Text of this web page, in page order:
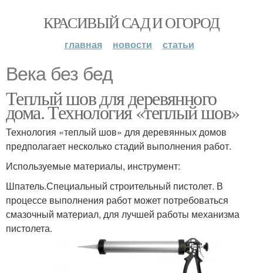
КРАСИВЫЙ САД И ОГОРОД
главная новости статьи
Века без бед
Теплый шов для деревянного
дома. Технология «теплый шов»
Технология «теплый шов» для деревянных домов
предполагает несколько стадий выполнения работ.
Используемые материалы, инструмент:
Шпатель.Специальный строительный пистолет. В
процессе выполнения работ может потребоваться
смазочный материал, для лучшей работы механизма
пистолета.